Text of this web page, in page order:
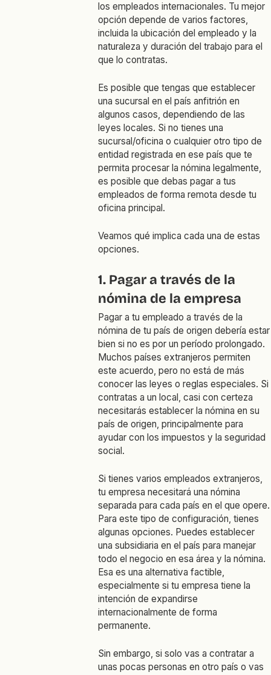
los empleados internacionales. Tu mejor
opción depende de varios factores,
incluida la ubicación del empleado y la
naturaleza y duración del trabajo para el
que lo contratas.
Es posible que tengas que establecer
una sucursal en el país anfitrión en
algunos casos, dependiendo de las
leyes locales. Si no tienes una
sucursal/oficina o cualquier otro tipo de
entidad registrada en ese país que te
permita procesar la nómina legalmente,
es posible que debas pagar a tus
empleados de forma remota desde tu
oficina principal.
Veamos qué implica cada una de estas
opciones.
1. Pagar a través de la
nómina de la empresa
Pagar a tu empleado a través de la
nómina de tu país de origen debería estar
bien si no es por un período prolongado.
Muchos países extranjeros permiten
este acuerdo, pero no está de más
conocer las leyes o reglas especiales. Si
contratas a un local, casi con certeza
necesitarás establecer la nómina en su
país de origen, principalmente para
ayudar con los impuestos y la seguridad
social.
Si tienes varios empleados extranjeros,
tu empresa necesitará una nómina
separada para cada país en el que opere.
Para este tipo de configuración, tienes
algunas opciones. Puedes establecer
una subsidiaria en el país para manejar
todo el negocio en esa área y la nómina.
Esa es una alternativa factible,
especialmente si tu empresa tiene la
intención de expandirse
internacionalmente de forma
permanente.
Sin embargo, si solo vas a contratar a
unas pocas personas en otro país o vas